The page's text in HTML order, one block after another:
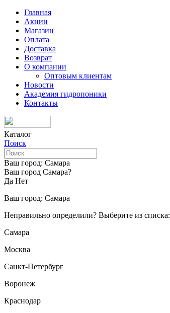
Главная
Акции
Магазин
Оплата
Доставка
Возврат
О компании
Оптовым клиентам
Новости
Академия гидропоники
Контакты
Каталог
Поиск
Ваш город: Самара
Ваш город Самара?
Да Нет
Ваш город: Самара
Неправильно определили? Выберите из списка:
Самара
Москва
Санкт-Петербург
Воронеж
Краснодар